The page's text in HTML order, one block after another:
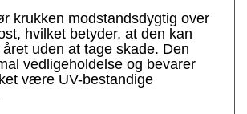
krukken modstandsdygtig over
hvilket betyder, at den kan
uden at tage skade. Den
vedligeholdelse og bevarer
være UV-bestandige